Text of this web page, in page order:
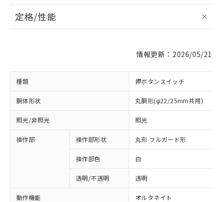
定格/性能
情報更新：2026/05/21
種類 押ボタンスイッチ
胴体形状 丸胴形(φ22/25mm共用)
照光/非照光 照光
操作部 操作部形状 丸形 フルガード形
操作部色 白
透明/不透明 透明
動作機能 オルタネイト